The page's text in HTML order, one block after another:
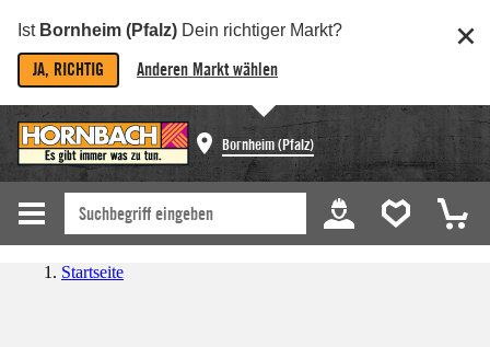
Ist Bornheim (Pfalz) Dein richtiger Markt?
JA, RICHTIG Anderen Markt wählen
Bornheim (Pfalz)
Startseite